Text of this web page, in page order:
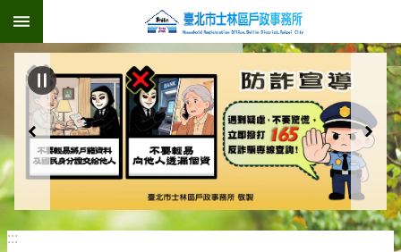
跳到主要內容區塊
:::